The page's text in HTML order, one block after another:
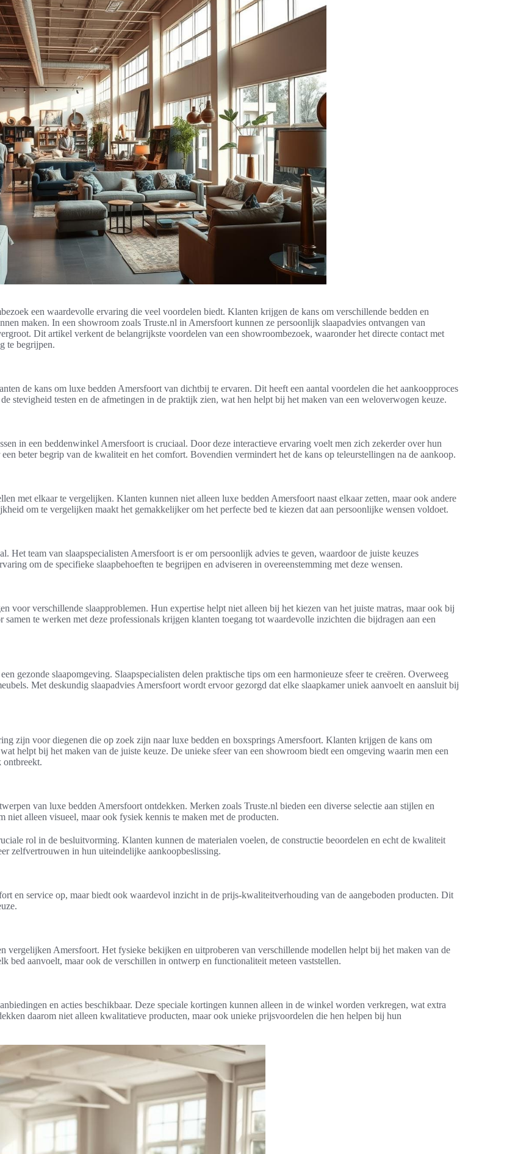
een waardevolle ervaring die veel voordelen biedt. Klanten krijgen de kans om verschillende bedden en
maken. In een showroom zoals Truste.nl in Amersfoort kunnen ze persoonlijk slaapadvies ontvangen van
Dit artikel verkent de belangrijkste voordelen van een showroombezoek, waaronder het directe contact met
te begrijpen.
de kans om luxe bedden Amersfoort van dichtbij te ervaren. Dit heeft een aantal voordelen die het aankoopproces
stevigheid testen en de afmetingen in de praktijk zien, wat hen helpt bij het maken van een weloverwogen keuze.
in een beddenwinkel Amersfoort is cruciaal. Door deze interactieve ervaring voelt men zich zekerder over hun
beter begrip van de kwaliteit en het comfort. Bovendien vermindert het de kans op teleurstellingen na de aankoop.
met elkaar te vergelijken. Klanten kunnen niet alleen luxe bedden Amersfoort naast elkaar zetten, maar ook andere
om te vergelijken maakt het gemakkelijker om het perfecte bed te kiezen dat aan persoonlijke wensen voldoet.
Het team van slaapspecialisten Amersfoort is er om persoonlijk advies te geven, waardoor de juiste keuzes
om de specifieke slaapbehoeften te begrijpen en adviseren in overeenstemming met deze wensen.
voor verschillende slaapproblemen. Hun expertise helpt niet alleen bij het kiezen van het juiste matras, maar ook bij
te werken met deze professionals krijgen klanten toegang tot waardevolle inzichten die bijdragen aan een
gezonde slaapomgeving. Slaapspecialisten delen praktische tips om een harmonieuze sfeer te creëren. Overweeg
Met deskundig slaapadvies Amersfoort wordt ervoor gezorgd dat elke slaapkamer uniek aanvoelt en aansluit bij
zijn voor diegenen die op zoek zijn naar luxe bedden en boxsprings Amersfoort. Klanten krijgen de kans om
helpt bij het maken van de juiste keuze. De unieke sfeer van een showroom biedt een omgeving waarin men een
ontbreekt.
van luxe bedden Amersfoort ontdekken. Merken zoals Truste.nl bieden een diverse selectie aan stijlen en
alleen visueel, maar ook fysiek kennis te maken met de producten.
rol in de besluitvorming. Klanten kunnen de materialen voelen, de constructie beoordelen en echt de kwaliteit
zelfvertrouwen in hun uiteindelijke aankoopbeslissing.
en service op, maar biedt ook waardevol inzicht in de prijs-kwaliteitverhouding van de aangeboden producten. Dit
vergelijken Amersfoort. Het fysieke bekijken en uitproberen van verschillende modellen helpt bij het maken van de
bed aanvoelt, maar ook de verschillen in ontwerp en functionaliteit meteen vaststellen.
en acties beschikbaar. Deze speciale kortingen kunnen alleen in de winkel worden verkregen, wat extra
daarom niet alleen kwalitatieve producten, maar ook unieke prijsvoordelen die hen helpen bij hun